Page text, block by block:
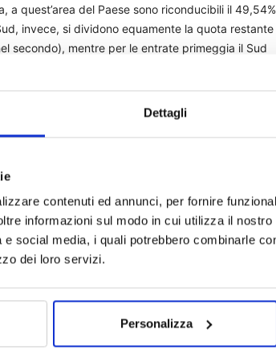
Dettagli
contenuti ed annunci, per fornire
informazioni sul modo in cui utilizza il
social media, i quali potrebbero combinarle
dei loro servizi.
Personalizza
quest’area del Paese sono riconducibili il 49,54%
invece, si dividono equamente la quota restante
secondo), mentre per le entrate primeggia il Sud
le contribuzioni che provengono dagli iscritti della
entrate 2015 relative alle Casse privatizzate
(11,52%, pari a 980 milioni di euro), Emilia
Rispetto ai valori del 2001 (primo anno con dati
come in questi anni sia aumentato il contributo
4 punti percentuali (dal 24,67% al 28,32%
percentuale delle entrate nella prima fase di
+51,25%, a fronte di valori più contenuti del
al trend nazionale. Sempre in questi termini,
alle entrate più di quanto fatto registrare
mentre la Lombardia ha visto calare di 3 punti il
tracciare un quadro ancora più chiaro dello
per prestazioni, occorre correlare questi